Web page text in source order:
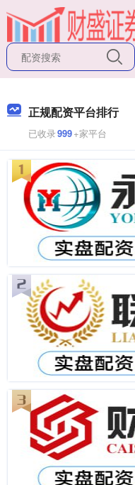
正规配资平台排行
已收录999+家平台